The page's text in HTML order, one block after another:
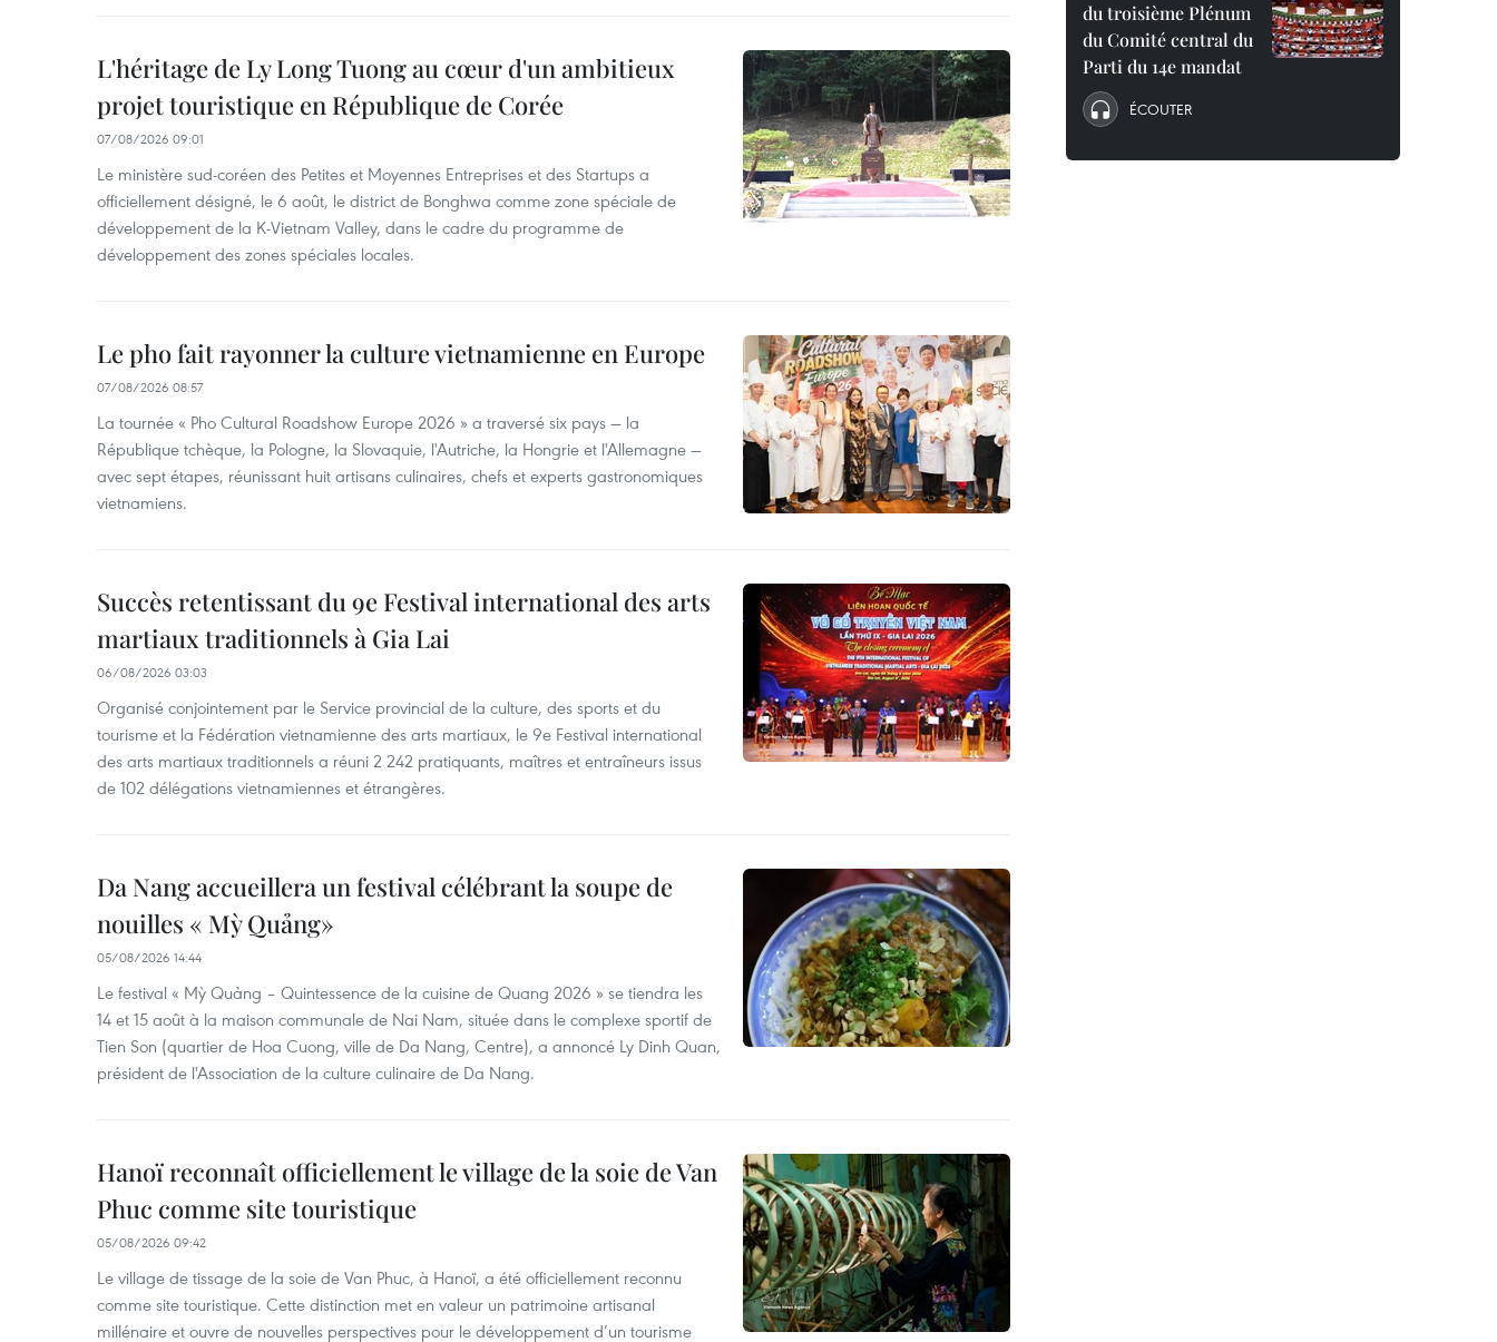
L'héritage de Ly Long Tuong au cœur d'un ambitieux
projet touristique en République de Corée
07/08/2026 09:01
Le ministère sud-coréen des Petites et Moyennes Entreprises et des Startups a
officiellement désigné, le 6 août, le district de Bonghwa comme zone spéciale de
développement de la K-Vietnam Valley, dans le cadre du programme de
développement des zones spéciales locales.
Le pho fait rayonner la culture vietnamienne en Europe
07/08/2026 08:57
La tournée « Pho Cultural Roadshow Europe 2026 » a traversé six pays — la
République tchèque, la Pologne, la Slovaquie, l'Autriche, la Hongrie et l'Allemagne —
avec sept étapes, réunissant huit artisans culinaires, chefs et experts gastronomiques
vietnamiens.
Succès retentissant du 9e Festival international des arts
martiaux traditionnels à Gia Lai
06/08/2026 03:03
Organisé conjointement par le Service provincial de la culture, des sports et du
tourisme et la Fédération vietnamienne des arts martiaux, le 9e Festival international
des arts martiaux traditionnels a réuni 2 242 pratiquants, maîtres et entraîneurs issus
de 102 délégations vietnamiennes et étrangères.
Da Nang accueillera un festival célébrant la soupe de
nouilles « Mỳ Quảng»
05/08/2026 14:44
Le festival « Mỳ Quảng – Quintessence de la cuisine de Quang 2026 » se tiendra les
14 et 15 août à la maison communale de Nai Nam, située dans le complexe sportif de
Tien Son (quartier de Hoa Cuong, ville de Da Nang, Centre), a annoncé Ly Dinh Quan,
président de l'Association de la culture culinaire de Da Nang.
Hanoï reconnaît officiellement le village de la soie de Van
Phuc comme site touristique
05/08/2026 09:42
Le village de tissage de la soie de Van Phuc, à Hanoï, a été officiellement reconnu
comme site touristique. Cette distinction met en valeur un patrimoine artisanal
millénaire et ouvre de nouvelles perspectives pour le développement d’un tourisme
du troisième Plénum
du Comité central du
Parti du 14e mandat
ÉCOUTER